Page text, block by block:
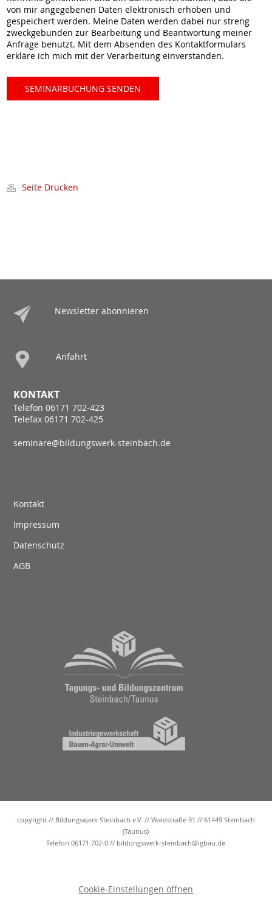
von mir angegebenen Daten elektronisch erhoben und
gespeichert werden. Meine Daten werden dabei nur streng
zweckgebunden zur Bearbeitung und Beantwortung meiner
Anfrage benutzt. Mit dem Absenden des Kontaktformulars
erkläre ich mich mit der Verarbeitung einverstanden.
Seite Drucken
Newsletter abonnieren
Anfahrt
KONTAKT
Telefon 06171 702-423
Telefax 06171 702-425
seminare@bildungswerk-steinbach.de
Kontakt
Impressum
Datenschutz
AGB
copyright // Bildungswerk Steinbach e.V. // Waldstraße 31 // 61449 Steinbach
(Taunus)
Telefon 06171 702-0 // bildungswerk-steinbach@igbau.de
Cookie-Einstellungen öffnen